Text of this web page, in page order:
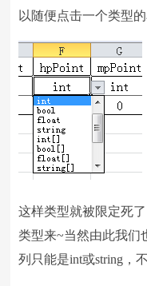
以随便点击一个类型
这样类型就被限定死
类型来~当然由此我们
列只能是int或string，